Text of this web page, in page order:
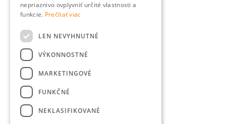
nepriaznivo ovplyvniť určité vlastnosti a
funkcie. Prečítať viac
LEN NEVYHNUTNÉ
VÝKONNOSTNÉ
MARKETINGOVÉ
FUNKČNÉ
NEKLASIFIKOVANÉ